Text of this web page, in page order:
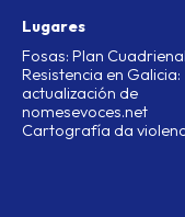
Lugares
Fosas: Plan Cuadrienal
Resistencia en Galicia:
actualización de
nomesevoces.net
Cartografía da